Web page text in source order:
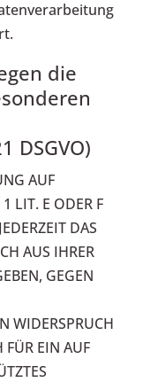
die
DSGVO)
AUF
LIT. E ODER F
DAS
AUS IHRER
GEGEN
WIDERSPRUCH
FÜR EIN AUF